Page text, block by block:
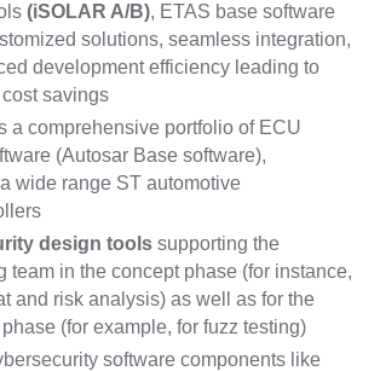
(iSOLAR A/B), ETAS base software
solutions, seamless integration,
development efficiency leading to
savings
a comprehensive portfolio of ECU
(Autosar Base software),
wide range ST automotive
design toolssupporting the
team in the concept phase (for instance,
and risk analysis) as well as for the
(for example, for fuzz testing)
software components like